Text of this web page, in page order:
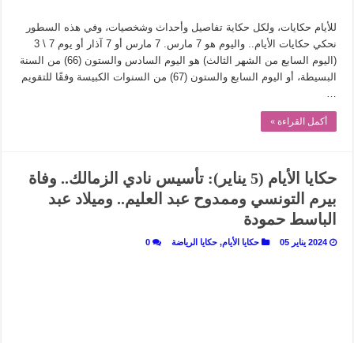
للأيام حكايات، ولكل حكاية تفاصيل وأحداث وشخصيات، وفي هذه السطور
نحكي حكايات الأيام.. واليوم هو 7 مارس. 7 مارس أو 7 آذار أو يوم 7 \ 3
(اليوم السابع من الشهر الثالث) هو اليوم السادس والستون (66) من السنة
البسيطة، أو اليوم السابع والستون (67) من السنوات الكبيسة وفقًا للتقويم
…
أكمل القراءة »
حكايا الأيام (5 يناير): تأسيس نادي الزمالك.. وفاة
بيرم التونسي وممدوح عبد العليم.. وميلاد عبد
الباسط حمودة
2024 يناير 05 حكايا الأيام, حكايا الرياضة 0